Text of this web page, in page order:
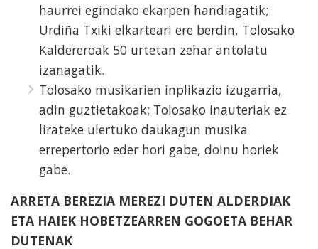
haurrei egindako ekarpen handiagatik;
Urdiña Txiki elkarteari ere berdin, Tolosako
Kaldereroak 50 urtetan zehar antolatu
izanagatik.
Tolosako musikarien inplikazio izugarria,
adin guztietakoak; Tolosako inauteriak ez
lirateke ulertuko daukagun musika
errepertorio eder hori gabe, doinu horiek
gabe.
ARRETA BEREZIA MEREZI DUTEN ALDERDIAK
ETA HAIEK HOBETZEARREN GOGOETA BEHAR
DUTENAK